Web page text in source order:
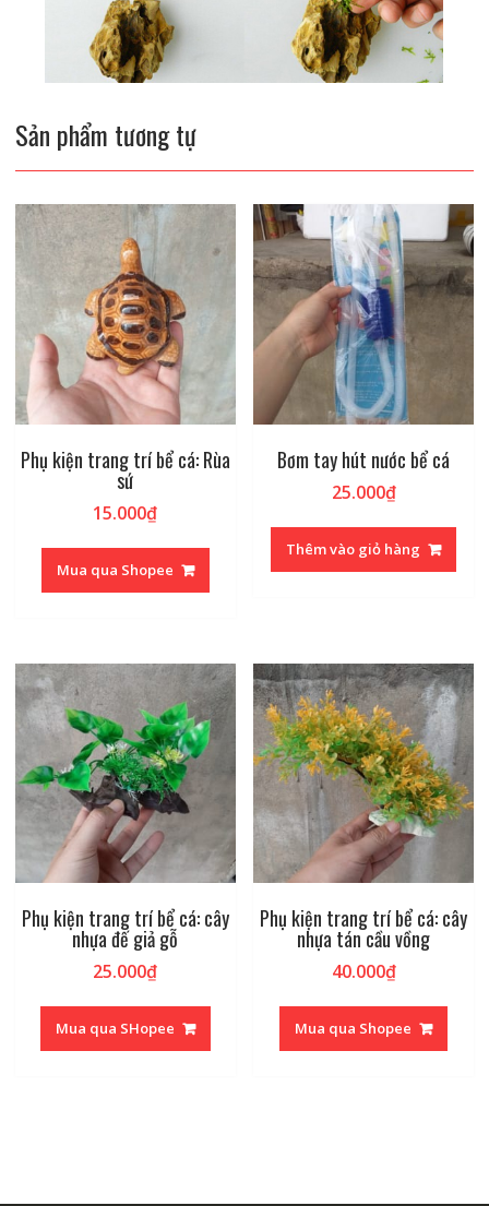
Sản phẩm tương tự
Phụ kiện trang trí bể cá: Rùa
sứ
15.000₫
Mua qua Shopee
Bơm tay hút nước bể cá
25.000₫
Thêm vào giỏ hàng
Phụ kiện trang trí bể cá: cây
nhựa đế giả gỗ
25.000₫
Mua qua SHopee
Phụ kiện trang trí bể cá: cây
nhựa tán cầu vồng
40.000₫
Mua qua Shopee